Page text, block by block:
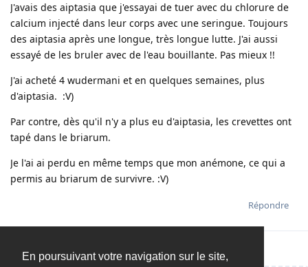
En poursuivant votre navigation sur le site,
J'avais des aiptasia que j'essayai de tuer avec du chlorure de
calcium injecté dans leur corps avec une seringue. Toujours
des aiptasia après une longue, très longue lutte. J'ai aussi
essayé de les bruler avec de l'eau bouillante. Pas mieux !!
J'ai acheté 4 wudermani et en quelques semaines, plus
d'aiptasia. :V)
Par contre, dès qu'il n'y a plus eu d'aiptasia, les crevettes ont
tapé dans le briarum.
Je l'ai ai perdu en même temps que mon anémone, ce qui a
permis au briarum de survivre. :V)
Répondre